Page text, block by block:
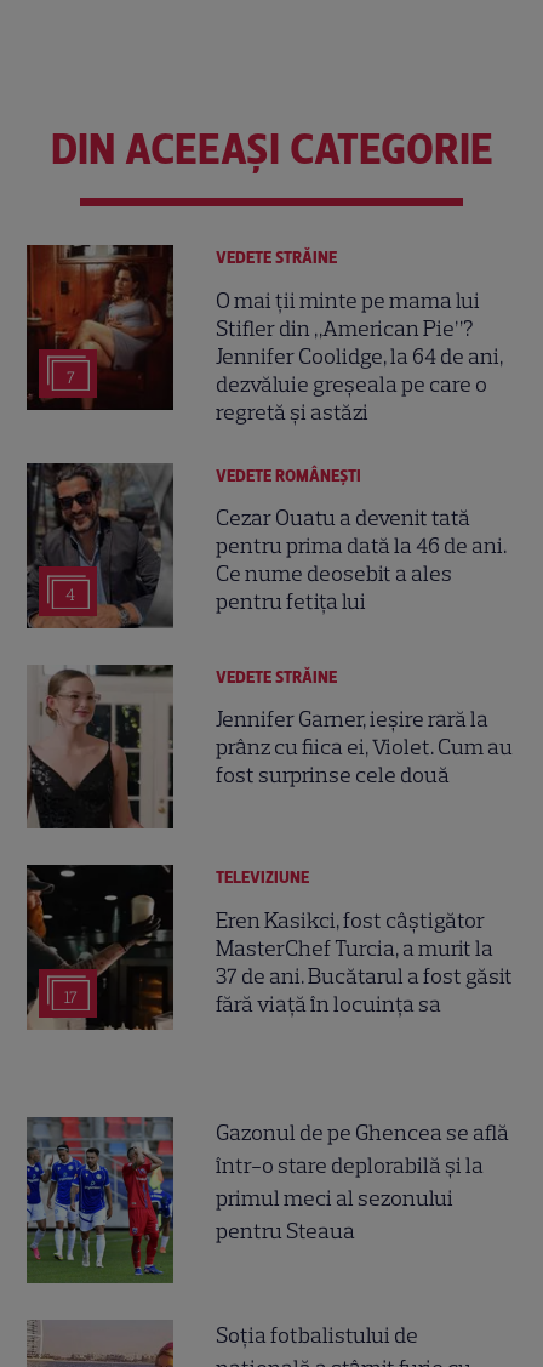
DIN ACEEAȘI CATEGORIE
7
VEDETE STRĂINE
O mai ții minte pe mama lui
Stifler din „American Pie”?
Jennifer Coolidge, la 64 de ani,
dezvăluie greșeala pe care o
regretă și astăzi
4
VEDETE ROMÂNEŞTI
Cezar Ouatu a devenit tată
pentru prima dată la 46 de ani.
Ce nume deosebit a ales
pentru fetița lui
VEDETE STRĂINE
Jennifer Garner, ieșire rară la
prânz cu fiica ei, Violet. Cum au
fost surprinse cele două
17
TELEVIZIUNE
Eren Kasikci, fost câștigător
MasterChef Turcia, a murit la
37 de ani. Bucătarul a fost găsit
fără viață în locuința sa
Gazonul de pe Ghencea se află
într-o stare deplorabilă și la
primul meci al sezonului
pentru Steaua
Soția fotbalistului de